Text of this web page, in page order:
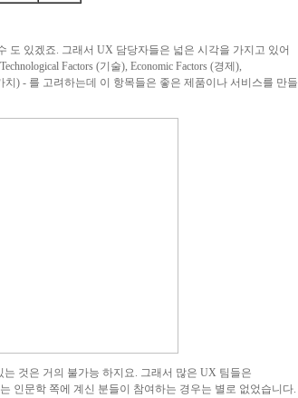
도 있겠죠. 그래서 UX 담당자들은 넓은 시각을 가지고 있어
Factors (기술), Economic Factors (경제),
치) - 를 고려하는데 이 항목들은 좋은 제품이나 서비스를 만들
것은 거의 불가능 하지요. 그래서 많은 UX 팀들은
인문학 쪽에 계신 분들이 참여하는 경우는 별로 없었습니다.